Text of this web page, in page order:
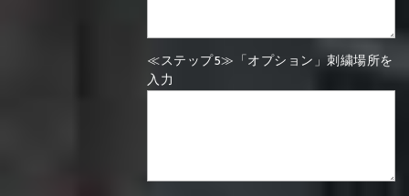
≪ステップ5≫「オプション」刺繍場所を
入力